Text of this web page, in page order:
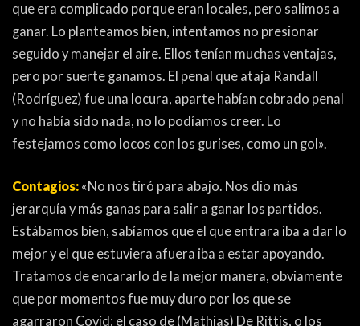
que era complicado porque eran locales, pero salimos a
ganar. Lo planteamos bien, intentamos no presionar
seguido y manejar el aire. Ellos tenían muchas ventajas,
pero por suerte ganamos. El penal que ataja Randall
(Rodríguez) fue una locura, aparte habían cobrado penal
y no había sido nada, no lo podíamos creer. Lo
festejamos como locos con los gurises, como un gol».
Contagios: «No nos tiró para abajo. Nos dio más
jerarquía y más ganas para salir a ganar los partidos.
Estábamos bien, sabíamos que el que entrara iba a dar lo
mejor y el que estuviera afuera iba a estar apoyando.
Tratamos de encararlo de la mejor manera, obviamente
que por momentos fue muy duro por los que se
agarraron Covid; el caso de (Mathias) De Rittis, o los